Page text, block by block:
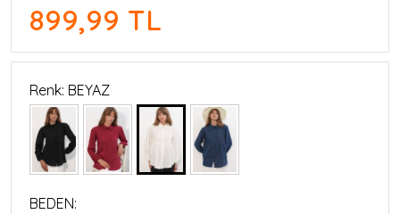
899,99 TL
Renk: BEYAZ
BEDEN: